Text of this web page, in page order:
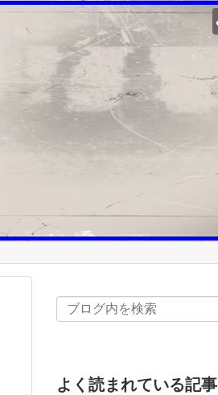
よく読まれている記事